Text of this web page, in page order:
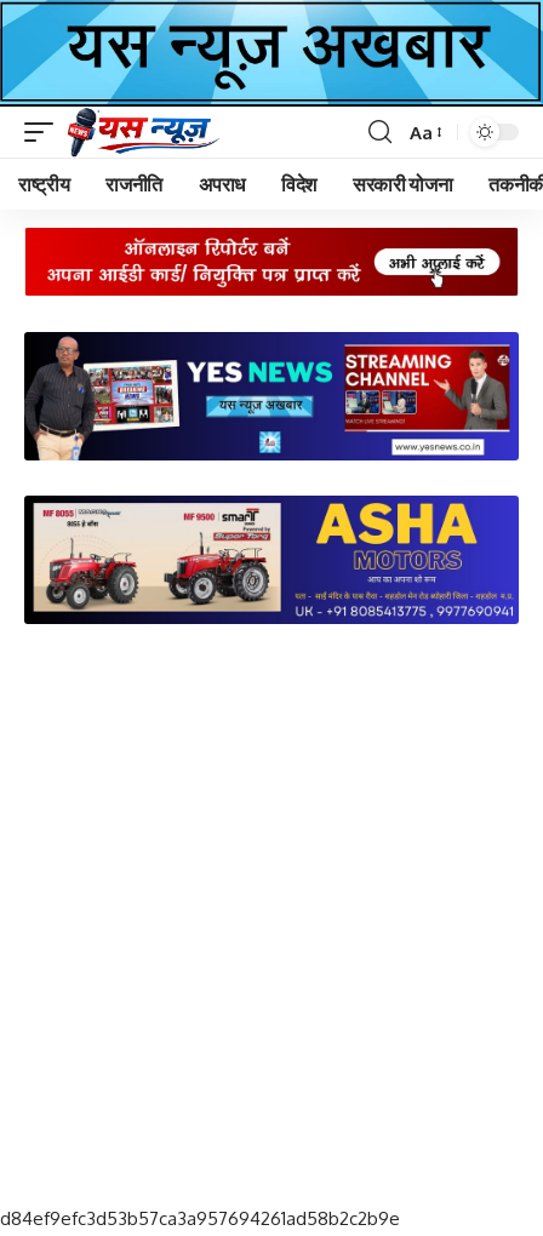
Font
Resizer
Aa
राष्ट्रीय राजनीति अपराध विदेश सरकारी योजना
d84ef9efc3d53b57ca3a957694261ad58b2c2b9e